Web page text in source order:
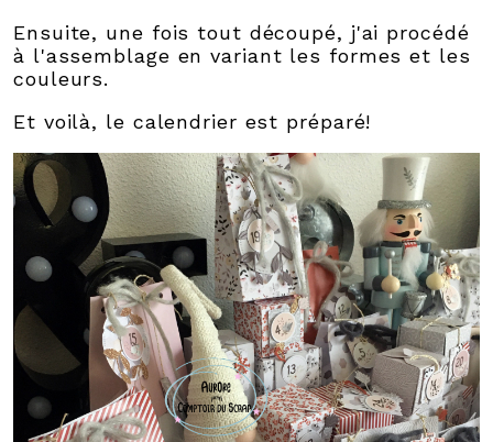
Ensuite, une fois tout découpé, j'ai procédé
à l'assemblage en variant les formes et les
couleurs.
Et voilà, le calendrier est préparé!